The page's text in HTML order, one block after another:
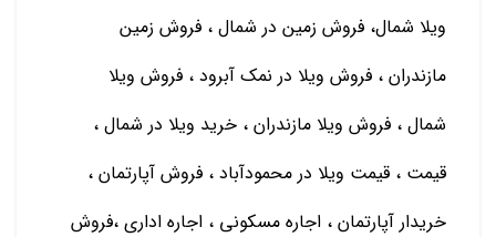
ويلا شمال، فروش زمين در شمال ، فروش زمين
مازندران ، فروش ويلا در نمك آبرود ، فروش ويلا
شمال ، فروش ويلا مازندران ، خريد ويلا در شمال ،
قیمت ، قیمت ویلا در محمودآباد ، فروش آپارتمان ،
خريدار آپارتمان ، اجاره مسكوني ، اجاره اداري ،فروش